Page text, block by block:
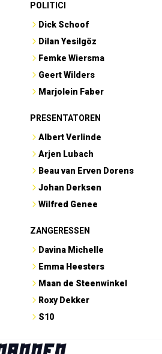
POLITICI
Dick Schoof
Dilan Yesilgöz
Femke Wiersma
Geert Wilders
Marjolein Faber
PRESENTATOREN
Albert Verlinde
Arjen Lubach
Beau van Erven Dorens
Johan Derksen
Wilfred Genee
ZANGERESSEN
Davina Michelle
Emma Heesters
Maan de Steenwinkel
Roxy Dekker
S10